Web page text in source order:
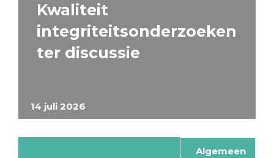
14 juli 2026
Kwaliteit
integriteitsonderzoeken
ter discussie
Algemeen